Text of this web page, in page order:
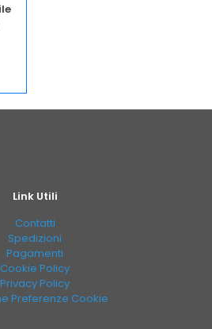
Link Utili
Contatti
Spedizioni
Pagamenti
Cookie Policy
Privacy Policy
Preferenze Cookie